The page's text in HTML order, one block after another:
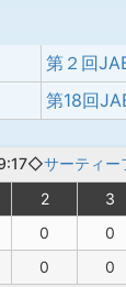
サーティー
2 3
0 0
0 0